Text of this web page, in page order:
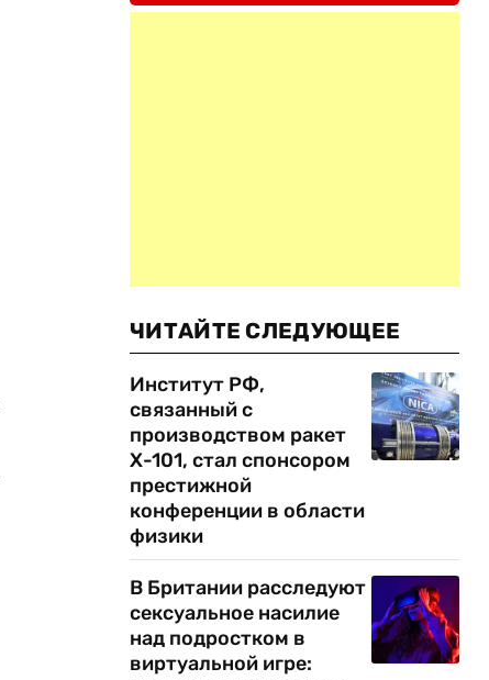
ЧИТАЙТЕ СЛЕДУЮЩЕЕ
Институт РФ,
связанный с
производством ракет
Х-101, стал спонсором
престижной
конференции в области
физики
В Британии расследуют
сексуальное насилие
над подростком в
виртуальной игре: